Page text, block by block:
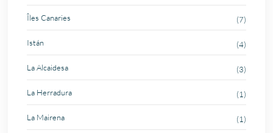
Îles Canaries (7)
Istán (4)
La Alcaidesa (3)
La Herradura (1)
La Mairena (1)